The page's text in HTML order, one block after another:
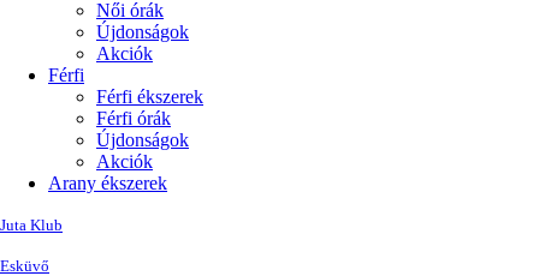
Női órák
Újdonságok
Akciók
Férfi
Férfi ékszerek
Férfi órák
Újdonságok
Akciók
Arany ékszerek
Juta Klub
Esküvő